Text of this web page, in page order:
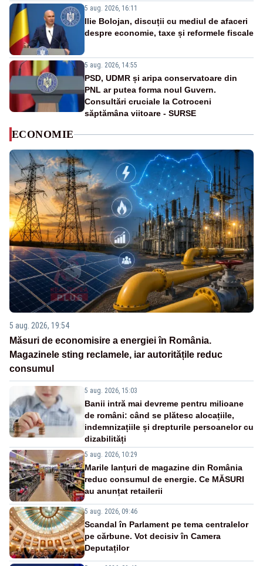
5 aug. 2026, 16:11
Ilie Bolojan, discuții cu mediul de afaceri
despre economie, taxe și reformele fiscale
5 aug. 2026, 14:55
PSD, UDMR și aripa conservatoare din
PNL ar putea forma noul Guvern.
Consultări cruciale la Cotroceni
săptămâna viitoare - SURSE
ECONOMIE
5 aug. 2026, 19:54
Măsuri de economisire a energiei în România.
Magazinele sting reclamele, iar autoritățile reduc
consumul
5 aug. 2026, 15:03
Banii intră mai devreme pentru milioane
de români: când se plătesc alocațiile,
indemnizațiile și drepturile persoanelor cu
dizabilități
5 aug. 2026, 10:29
Marile lanțuri de magazine din România
reduc consumul de energie. Ce MĂSURI
au anunțat retailerii
5 aug. 2026, 09:46
Scandal în Parlament pe tema centralelor
pe cărbune. Vot decisiv în Camera
Deputaților